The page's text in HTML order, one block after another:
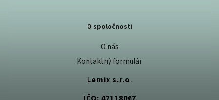
O spoločnosti
O nás
Kontaktný formulár
Lemix s.r.o.